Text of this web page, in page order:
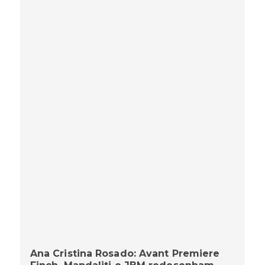
Ana Cristina Rosado: Avant Premiere